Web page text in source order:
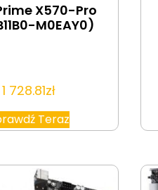
X570-Pro
M0EAY0)
1 728.81zł
Teraz